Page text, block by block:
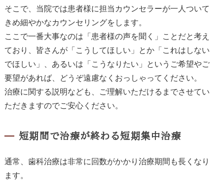
そこで、当院では患者様に担当カウンセラーが一人ついて
きめ細やかなカウンセリングをします。
ここで一番大事なのは「患者様の声を聞く」ことだと考え
ており、皆さんが「こうしてほしい」とか「これはしない
でほしい」、あるいは「こうなりたい」というご希望やご
要望があれば、どうぞ遠慮なくおっしゃってください。
治療に関する説明なども、ご理解いただけるまでさせてい
ただきますのでご安心ください。
短期間で治療が終わる短期集中治療
通常、歯科治療は非常に回数がかかり治療期間も長くなり
ます。